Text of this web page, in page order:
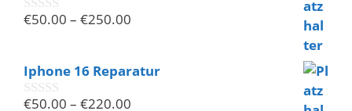
0
5
€50.00 – €250.00
Iphone 16 Reparatur
0
€50.00 – €220.00